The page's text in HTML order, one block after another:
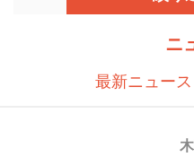
ニ
最新ニュース